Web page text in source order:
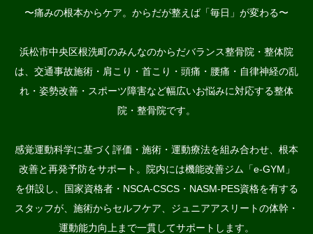
〜痛みの根本からケア。からだが整えば「毎日」が変わる〜
浜松市中央区根洗町のみんなのからだバランス整骨院・整体院
は、交通事故施術・肩こり・首こり・頭痛・腰痛・自律神経の乱
れ・姿勢改善・スポーツ障害など幅広いお悩みに対応する整体
院・整骨院です。
感覚運動科学に基づく評価・施術・運動療法を組み合わせ、根本
改善と再発予防をサポート。院内には機能改善ジム「e-GYM」
を併設し、国家資格者・NSCA-CSCS・NASM-PES資格を有する
スタッフが、施術からセルフケア、ジュニアアスリートの体幹・
運動能力向上まで一貫してサポートします。